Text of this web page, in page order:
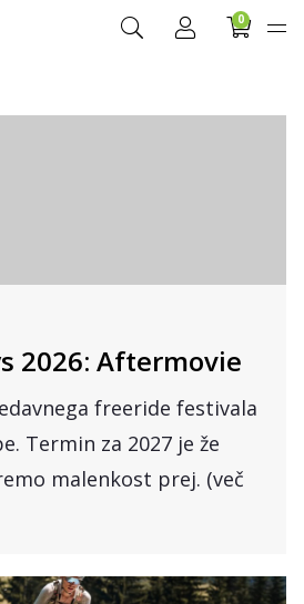
0
2026: Aftermovie
freeride festivala
Termin za 2027 je že
malenkost prej. (več